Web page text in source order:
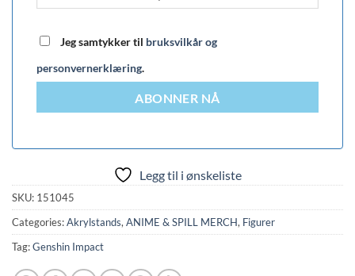
Jeg samtykker til bruksvilkår og
personvernerklæring.
ABONNER NÅ
Legg til i ønskeliste
SKU: 151045
Categories:Akrylstands, ANIME & SPILL MERCH, Figurer
Tag:Genshin Impact